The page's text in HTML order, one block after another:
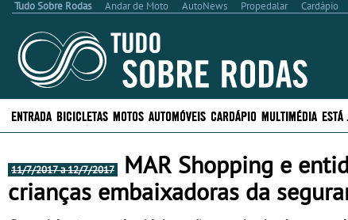
Tudo Sobre Rodas Andar de Moto AutoNews Propedalar Cardápio
ENTRADA BICICLETAS MOTOS AUTOMÓVEIS CARDÁPIO MULTIMÉDIA ESTÁ
11/7/2017 a 12/7/2017
MAR Shopping e
crianças embaixadoras da